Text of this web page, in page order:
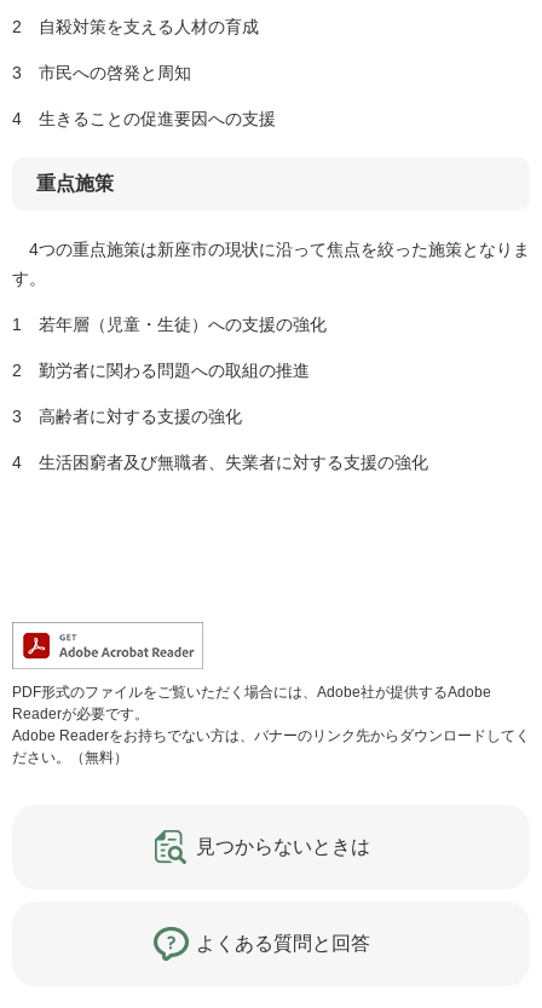
2 自殺対策を支える人材の育成
3 市民への啓発と周知
4 生きることの促進要因への支援
重点施策
4つの重点施策は新座市の現状に沿って焦点を絞った施策となりま
す。
1 若年層（児童・生徒）への支援の強化​
2 勤労者に関わる問題への取組の推進
3 高齢者に対する支援の強化
4 生活困窮者及び無職者、失業者に対する支援の強化
PDF形式のファイルをご覧いただく場合には、Adobe社が提供するAdobe
Readerが必要です。
Adobe Readerをお持ちでない方は、バナーのリンク先からダウンロードしてく
ださい。（無料）
見つからないときは
よくある質問と回答